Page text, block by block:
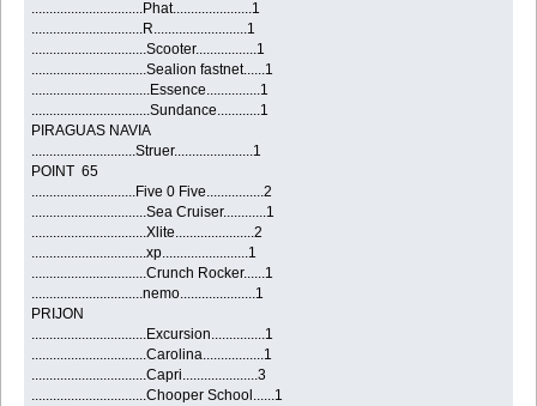
...............................Phat......................1
...............................R..........................1
................................Scooter.................1
................................Sealion fastnet......1
.................................Essence...............1
.................................Sundance............1
PIRAGUAS NAVIA
.............................Struer......................1
POINT 65
.............................Five 0 Five................2
................................Sea Cruiser............1
................................Xlite......................2
................................xp........................1
................................Crunch Rocker......1
...............................nemo.....................1
PRIJON
................................Excursion...............1
................................Carolina.................1
................................Capri.....................3
................................Chooper School......1